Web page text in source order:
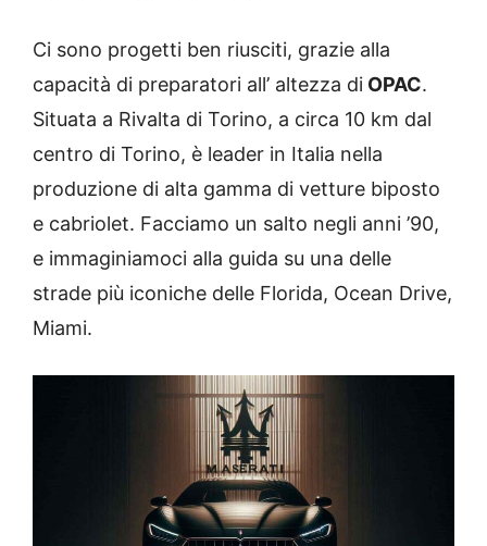
Ci sono progetti ben riusciti, grazie alla
capacità di preparatori all’ altezza di OPAC.
Situata a Rivalta di Torino, a circa 10 km dal
centro di Torino, è leader in Italia nella
produzione di alta gamma di vetture biposto
e cabriolet. Facciamo un salto negli anni ’90,
e immaginiamoci alla guida su una delle
strade più iconiche delle Florida, Ocean Drive,
Miami.